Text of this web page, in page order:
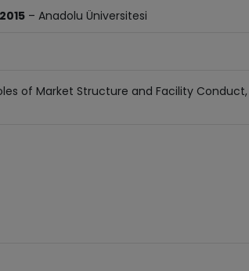
2015 – Anadolu Üniversitesi
of Market Structure and Facility Conduct,